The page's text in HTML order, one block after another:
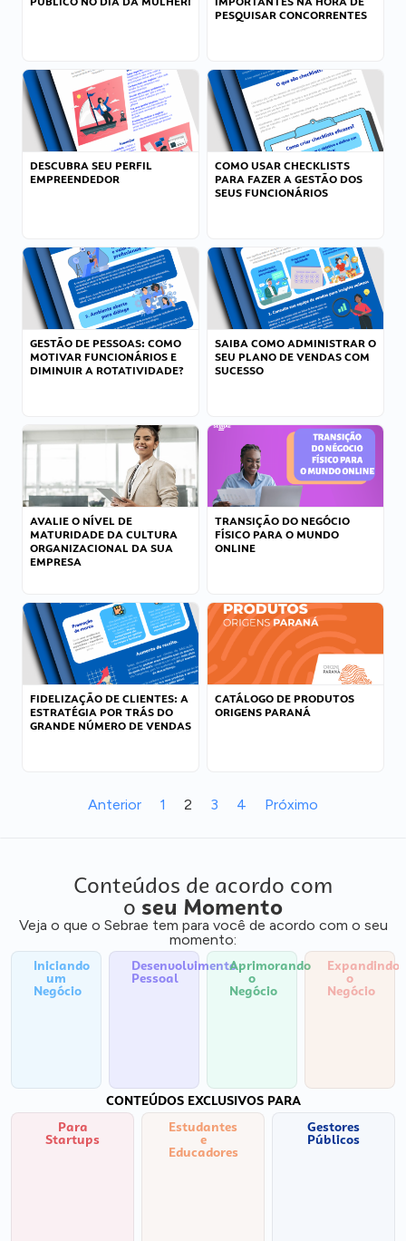
PESQUISAR CONCORRENTES
DESCUBRA SEU PERFIL
EMPREENDEDOR
COMO USAR CHECKLISTS
PARA FAZER A GESTÃO DOS
SEUS FUNCIONÁRIOS
GESTÃO DE PESSOAS: COMO
MOTIVAR FUNCIONÁRIOS E
DIMINUIR A ROTATIVIDADE?
SAIBA COMO ADMINISTRAR O
SEU PLANO DE VENDAS COM
SUCESSO
AVALIE O NÍVEL DE
MATURIDADE DA CULTURA
ORGANIZACIONAL DA SUA
EMPRESA
TRANSIÇÃO DO NEGÓCIO
FÍSICO PARA O MUNDO
ONLINE
FIDELIZAÇÃO DE CLIENTES: A
ESTRATÉGIA POR TRÁS DO
GRANDE NÚMERO DE VENDAS
CATÁLOGO DE PRODUTOS
ORIGENS PARANÁ
Anterior 1 2 3 4 Próximo
Conteúdos de acordo com
o seu Momento
Veja o que o Sebrae tem para você de acordo com o seu
momento:
Iniciando
um
Negócio
Desenvolvimento
Pessoal
Aprimorando
o
Negócio
Expandindo
o
Negócio
CONTEÚDOS EXCLUSIVOS PARA
Para
Startups
Estudantes
e
Educadores
Gestores
Públicos